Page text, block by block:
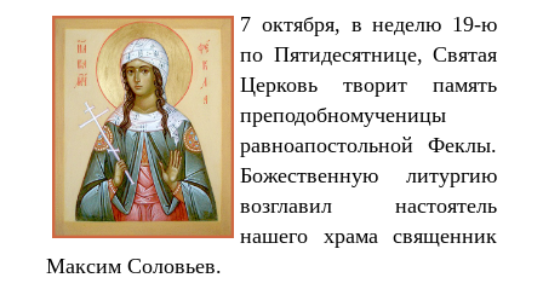
7 октября, в неделю 19-ю
по Пятидесятнице, Святая
Церковь творит память
преподобномученицы
равноапостольной Феклы.
Божественную литургию
возглавил настоятель
нашего храма священник
Максим Соловьев.